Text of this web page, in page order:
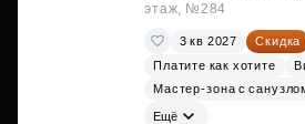
этаж, №284
3 кв 2027 Скидка
Платите как хотите
Мастер-зона с
Ещё